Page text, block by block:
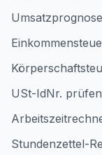
USt-IdNr.
Stundenzettel-